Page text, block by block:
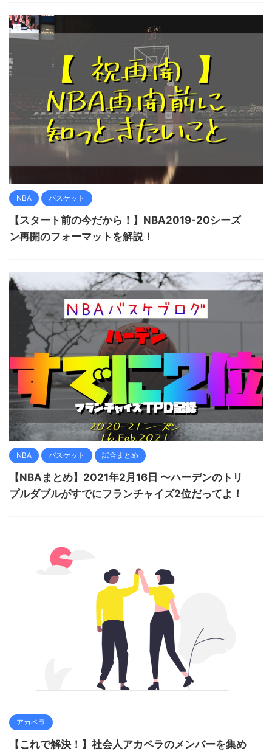
NBA バスケット
【スタート前の今だから！】NBA2019-20シーズ
ン再開のフォーマットを解説！
NBA バスケット 試合まとめ
【NBAまとめ】2021年2月16日 〜ハーデンのトリ
プルダブルがすでにフランチャイズ2位だってよ！
アカペラ
【これで解決！】社会人アカペラのメンバーを集め